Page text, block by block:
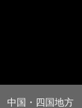
中国・四国地方